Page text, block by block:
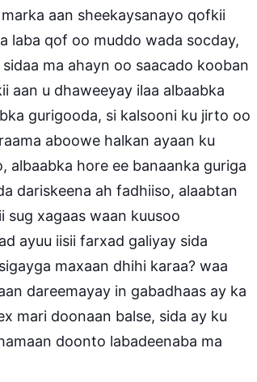
aan sheekaysanayo qofkii
laba qof oo muddo wada socday,
ma ahayn oo saacado kooban
aan u dhaweeyay ilaa albaabka
gurigooda, si kalsooni ku jirto oo
aboowe halkan ayaan ku
albaabka hore ee banaanka guriga
dariskeena ah fadhiiso, alaabtan
sug xagaas waan kuusoo
ayuu iisii farxad galiyay sida
maxaan dhihi karaa? waa
dareemayay in gabadhaas ay ka
mari doonaan balse, sida ay ku
doonto labadeenaba ma